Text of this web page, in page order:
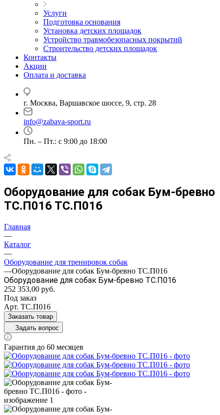
Услуги
Подготовка основания
Установка детских площадок
Устройство травмобезопасных покрытий
Строительство детских площадок
Контакты
Акции
Оплата и доставка
г. Москва, Варшавское шоссе, 9, стр. 28
info@zabava-sport.ru
Пн. – Пт.: с 9:00 до 18:00
Оборудование для собак Бум-бревно
ТС.П016 ТС.П016
Главная
—
Каталог
—
Оборудование для тренировок собак
—Оборудование для собак Бум-бревно ТС.П016
Оборудование для собак Бум-бревно ТС.П016
252 353,00 руб.
Под заказ
Арт. ТС.П016
Заказать товар
Задать вопрос
Гарантия до 60 месяцев